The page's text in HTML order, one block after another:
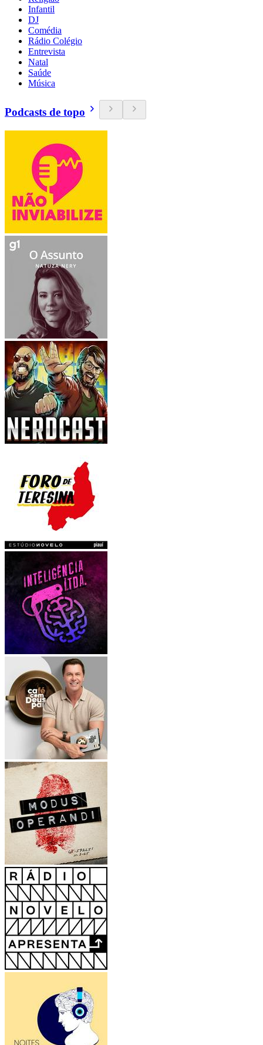
Infantil
DJ
Comédia
Rádio Colégio
Entrevista
Natal
Saúde
Música
Podcasts de topo